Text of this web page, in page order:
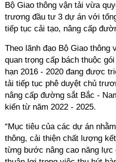
Bộ Giao thông vận tải vừa
trương đầu tư 3 dự án với
tiếp tục cải tạo, nâng cấp
Theo lãnh đạo Bộ Giao thông
quan trọng cấp bách thuộc
hạn 2016 - 2020 đang được
tải tiếp tục phê duyệt chủ
nâng cấp đường sắt Bắc -
kiến từ năm 2022 - 2025.
“Mục tiêu của các dự án
thông, cải thiện chất lượng
từng bước nâng cao năng